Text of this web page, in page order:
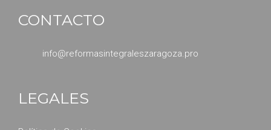
CONTACTO
info@reformasintegraleszaragoza.pro
LEGALES